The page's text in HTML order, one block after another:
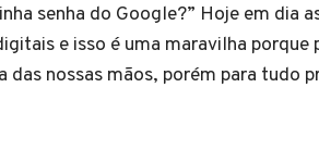
senha do Google?” Hoje em dia
e isso é uma maravilha porque
das nossas mãos, porém para tudo